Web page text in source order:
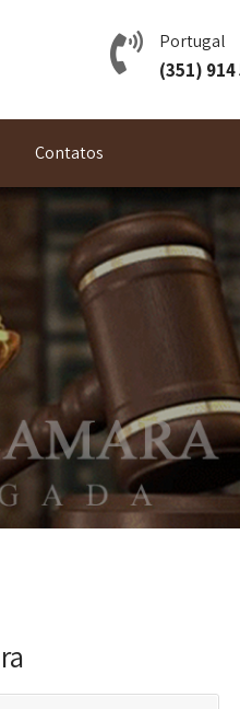
Portugal
(351) 914
Contatos